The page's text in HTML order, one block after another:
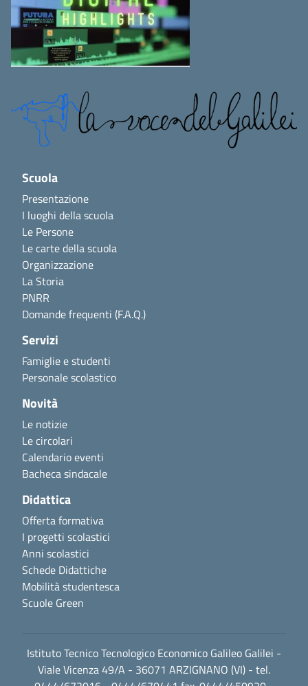
Scuola
Presentazione
I luoghi della scuola
Le Persone
Le carte della scuola
Organizzazione
La Storia
PNRR
Domande frequenti (F.A.Q.)
Servizi
Famiglie e studenti
Personale scolastico
Novità
Le notizie
Le circolari
Calendario eventi
Bacheca sindacale
Didattica
Offerta formativa
I progetti scolastici
Anni scolastici
Schede Didattiche
Mobilità studentesca
Scuole Green
Istituto Tecnico Tecnologico Economico Galileo Galilei -
Viale Vicenza 49/A - 36071 ARZIGNANO (VI) - tel.